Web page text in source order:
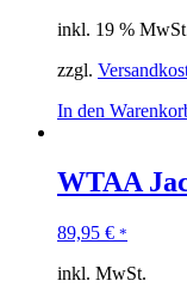
inkl. 19 %
zzgl.
In den
WTAA
89,95 € *
inkl. MwSt.